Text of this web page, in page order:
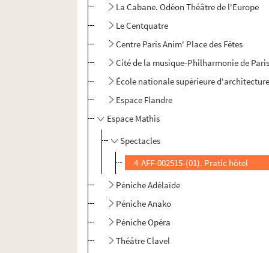
La Cabane. Odéon Théâtre de l'Europe
Le Centquatre
Centre Paris Anim' Place des Fêtes
Cité de la musique-Philharmonie de
École nationale supérieure
Espace Flandre
Espace Mathis
Spectacles
4-AFF-002515-(01). Pratic hôtel
Péniche Adélaïde
Péniche Anako
Péniche Opéra
Théâtre Clavel